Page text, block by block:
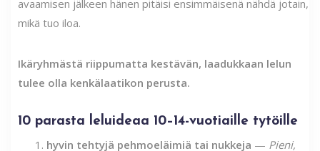
avaamisen jälkeen hänen pitäisi ensimmäisenä nähdä jotain,
mikä tuo iloa.
Ikäryhmästä riippumatta kestävän, laadukkaan lelun
tulee olla kenkälaatikon perusta.
10 parasta leluideaa 10–14-vuotiaille tytöille
hyvin tehtyjä pehmoeläimiä tai nukkeja — Pieni,